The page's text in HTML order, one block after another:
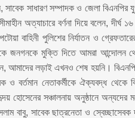
সাধারণ সম্পাদক ও জেলা বিএনপির
অত্যাচারে বর্ণনা দিয়ে বলেন,
বাহিনী পুলিশের নির্যাতন ও
জনগনকে মুক্তি দিতে আমরা আন্দোলন
আমাদের লড়াই এখনও শেষ হয়নি।
ও বর্তমান নেতাকর্মীকে ঐক্যবদ্ধ
হোসেনের সঞ্চালনায় অনুষ্ঠানে
বাবু, সাবেক ছাত্রনেতা ও